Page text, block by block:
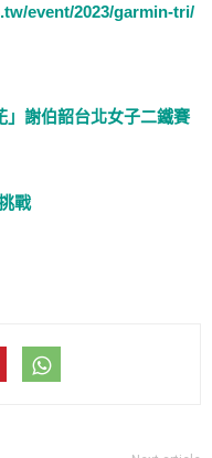
event/2023/garmin-tri/
」謝伯韶台北女子二鐵賽
戰